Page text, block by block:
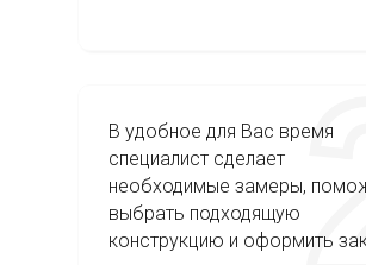
В удобное для Вас время
специалист сделает
необходимые замеры,
выбрать подходящую
конструкцию и оформить